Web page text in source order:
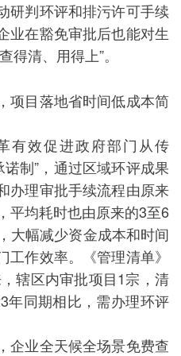
研判环评和排污许可手续
业在豁免审批后也能对生
得清、用得上”。
目落地省时间低成本简
效促进政府部门从传
诺制”，通过区域环评成果
办理审批手续流程由原来
平均耗时也由原来的3至6
大幅减少资金成本和时间
作效率。《管理清单》
辖区内审批项目1宗，清
年同期相比，需办理环评
业全天候全场景免费查